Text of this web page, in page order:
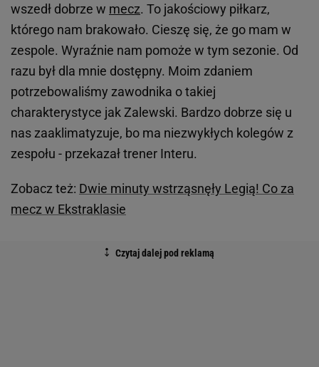
wszedł dobrze w mecz. To jakościowy piłkarz,
którego nam brakowało. Cieszę się, że go mam w
zespole. Wyraźnie nam pomoże w tym sezonie. Od
razu był dla mnie dostępny. Moim zdaniem
potrzebowaliśmy zawodnika o takiej
charakterystyce jak Zalewski. Bardzo dobrze się u
nas zaaklimatyzuje, bo ma niezwykłych kolegów z
zespołu - przekazał trener Interu.
Zobacz też: Dwie minuty wstrząsnęły Legią! Co za
mecz w Ekstraklasie